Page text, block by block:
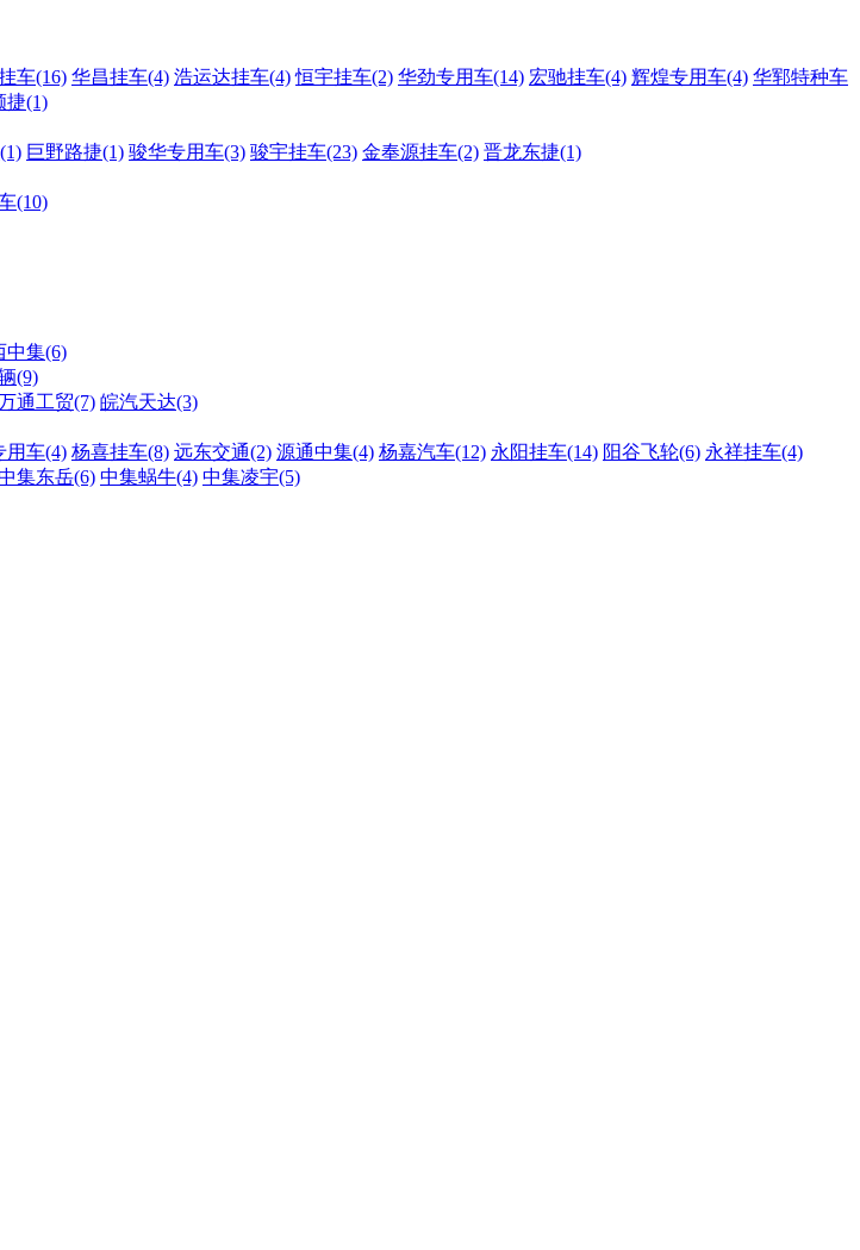
车(16) 华昌挂车(4) 浩运达挂车(4) 恒宇挂车(2) 华劲专用车(14) 宏驰挂车(4) 辉煌专用车(4) 华郓特种车
捷(1)
巨野路捷(1) 骏华专用车(3) 骏宇挂车(23) 金奉源挂车(2) 晋龙东捷(1)
(10)
中集(6)
(9)
通工贸(7) 皖汽天达(3)
用车(4) 杨喜挂车(8) 远东交通(2) 源通中集(4) 杨嘉汽车(12) 永阳挂车(14) 阳谷飞轮(6) 永祥挂车(4)
集东岳(6) 中集蜗牛(4) 中集凌宇(5)